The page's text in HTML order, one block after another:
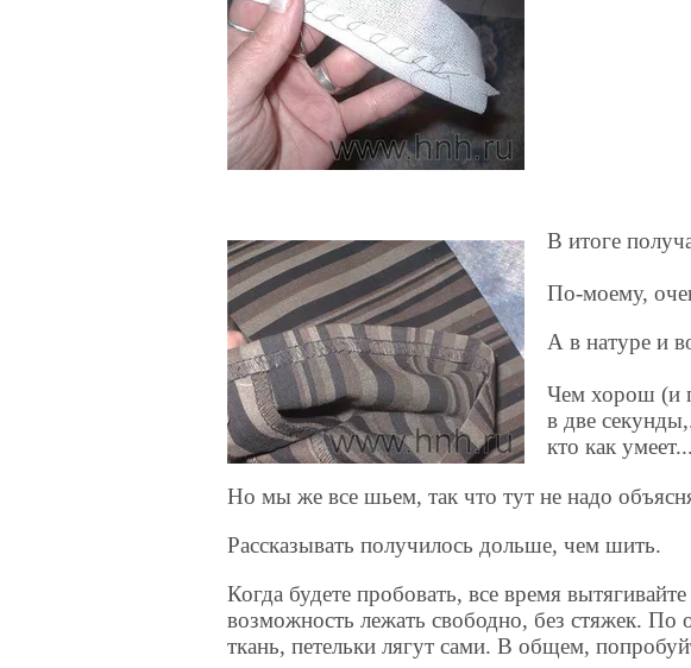
В итоге
По-моему,
А в натуре и
Чем хорош (и
в две
кто как умеет...
Но мы же все шьем, так что тут не надо
Рассказывать получилось дольше, чем шить.
Когда будете пробовать, все время
возможность лежать свободно, без стяжек. По
ткань, петельки лягут сами. В общем,